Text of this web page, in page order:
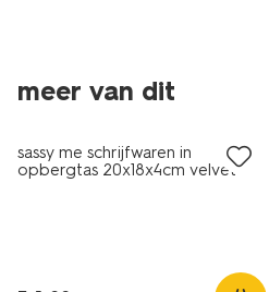
meer van dit
nieuw
sassy me schrijfwaren in
opbergtas 20x18x4cm velvet